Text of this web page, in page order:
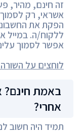
זה חינם, מהיר,
אשראי, רק
הפקת את
ללקוח/ה. במייל
אפשר לסמוך
לוחצים על
באמת חינם?
אחרי?
תמיד היה חשוב